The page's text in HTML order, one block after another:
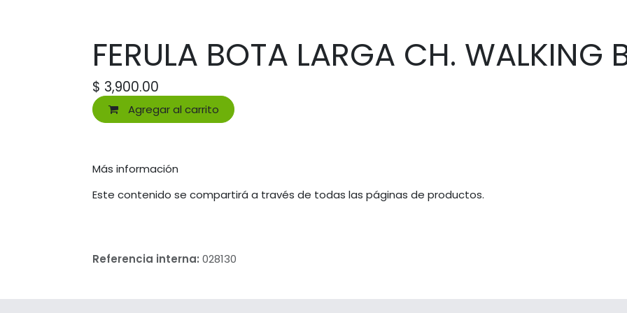
FERULA BOTA LARGA CH. WALKING
$ 3,900.00
Agregar al carrito
Más información
Este contenido se compartirá a través de todas las páginas de productos.
Referencia interna: 028130